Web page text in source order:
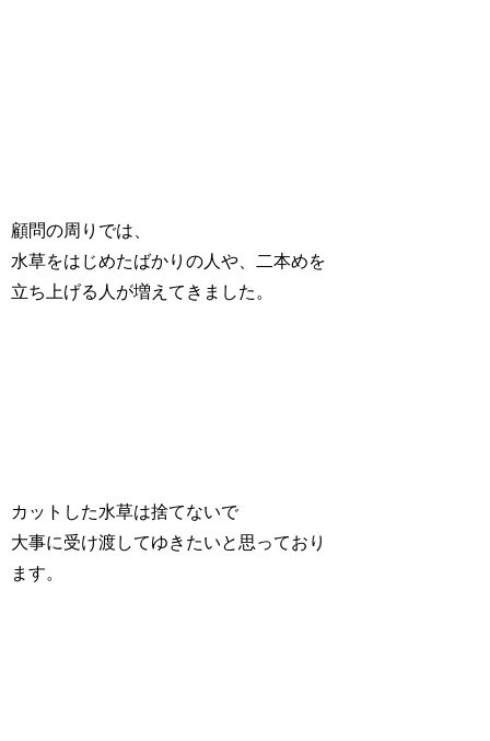
顧問の周りでは、
水草をはじめたばかりの人や、二本めを
立ち上げる人が増えてきました。
カットした水草は捨てないで
大事に受け渡してゆきたいと思っており
ます。